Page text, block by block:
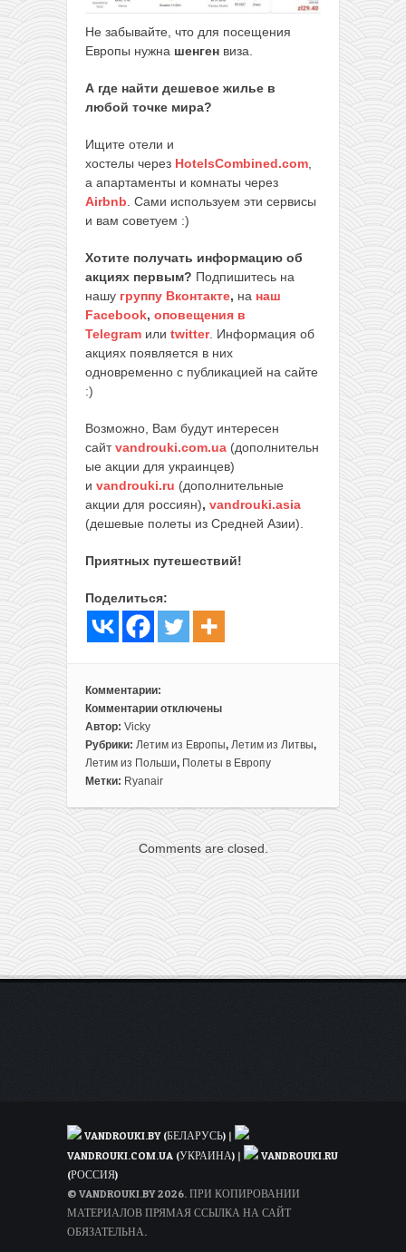
Не забывайте, что для посещения
Европы нужна шенген виза.
А где найти дешевое жилье в
любой точке мира?
Ищите отели и
хостелы через HotelsCombined.com
а апартаменты и комнаты через
Airbnb . Сами используем эти сервисы
и вам советуем :)
Хотите получать информацию об
акциях первым? Подпишитесь на
нашу группу Вконтакте, на наш
Facebook, оповещения в
Telegram или twitter. Информация об
акциях появляется в них
одновременно с публикацией на сайте
:)
Возможно, Вам будут интересен
сайтvandrouki.com.ua (дополнительн
ые акции для украинцев)
и vandrouki.ru (дополнительные
акции для россиян), vandrouki.asia
(дешевые полеты из Средней Азии).
Приятных путешествий!
Поделиться:
Комментарии:
Комментарии
к
записи
Распродажа
Ryanair:
билетов
со
скидкой
30%
отключены
Автор: Vicky
Рубрики: Летим из Европы, Летим из Литвы,
Летим из Польши, Полеты в Европу
Метки: Ryanair
Comments are closed.
VANDROUKI.BY (БЕЛАРУСЬ) |
VANDROUKI.COM.UA (УКРАИНА) |
VANDROUKI.RU
(РОССИЯ)
© VANDROUKI.BY 2026. ПРИ КОПИРОВАНИИ
МАТЕРИАЛОВ ПРЯМАЯ ССЫЛКА НА САЙТ
ОБЯЗАТЕЛЬНА.